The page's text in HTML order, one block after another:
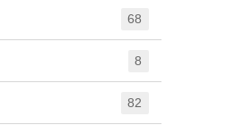
68
8
82